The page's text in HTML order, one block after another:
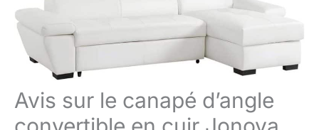
Avis sur le canapé d’angle